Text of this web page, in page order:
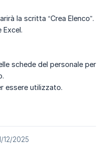
la scritta “Crea Elenco”.
Excel.
schede del personale per
essere utilizzato.
12/2025